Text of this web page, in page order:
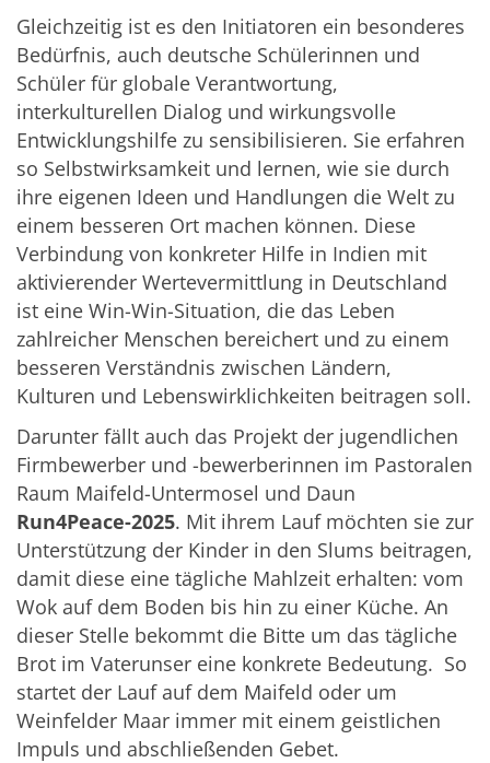
Gleichzeitig ist es den Initiatoren ein besonderes
Bedürfnis, auch deutsche Schülerinnen und
Schüler für globale Verantwortung,
interkulturellen Dialog und wirkungsvolle
Entwicklungshilfe zu sensibilisieren. Sie erfahren
so Selbstwirksamkeit und lernen, wie sie durch
ihre eigenen Ideen und Handlungen die Welt zu
einem besseren Ort machen können. Diese
Verbindung von konkreter Hilfe in Indien mit
aktivierender Wertevermittlung in Deutschland
ist eine Win-Win-Situation, die das Leben
zahlreicher Menschen bereichert und zu einem
besseren Verständnis zwischen Ländern,
Kulturen und Lebenswirklichkeiten beitragen soll.
Darunter fällt auch das Projekt der jugendlichen
Firmbewerber und -bewerberinnen im Pastoralen
Raum Maifeld-Untermosel und Daun
Run4Peace-2025. Mit ihrem Lauf möchten sie zur
Unterstützung der Kinder in den Slums beitragen,
damit diese eine tägliche Mahlzeit erhalten: vom
Wok auf dem Boden bis hin zu einer Küche. An
dieser Stelle bekommt die Bitte um das tägliche
Brot im Vaterunser eine konkrete Bedeutung. So
startet der Lauf auf dem Maifeld oder um
Weinfelder Maar immer mit einem geistlichen
Impuls und abschließenden Gebet.